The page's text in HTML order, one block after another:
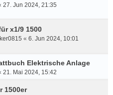
27. Jun 2024, 21:35
x1/9 1500
« 6. Jun 2024, 10:01
Elektrische Anlage
21. Mai 2024, 15:42
1500er